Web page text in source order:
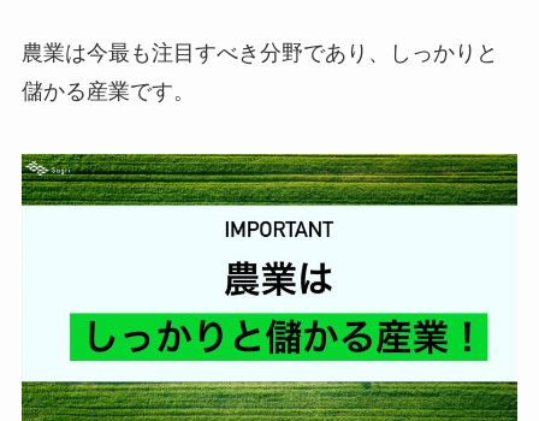
農業は今最も注目すべき分野であり、しっかりと
儲かる産業です。